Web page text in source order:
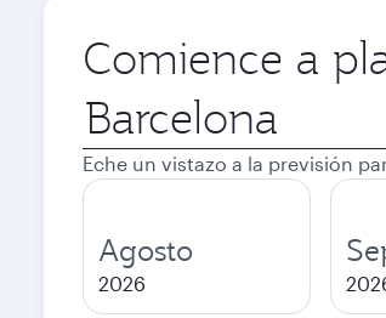
Comience a
Ciudad
de
salida
Eche un vistazo a la previsión
Agosto
2026